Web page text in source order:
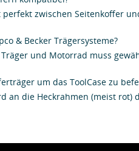
perfekt zwischen Seitenkoffer
& Becker Trägersysteme?
und Motorrad muss
um das ToolCase zu
an die Heckrahmen (meist rot)